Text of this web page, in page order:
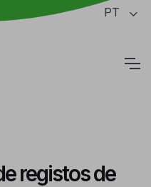
página PT
registos de